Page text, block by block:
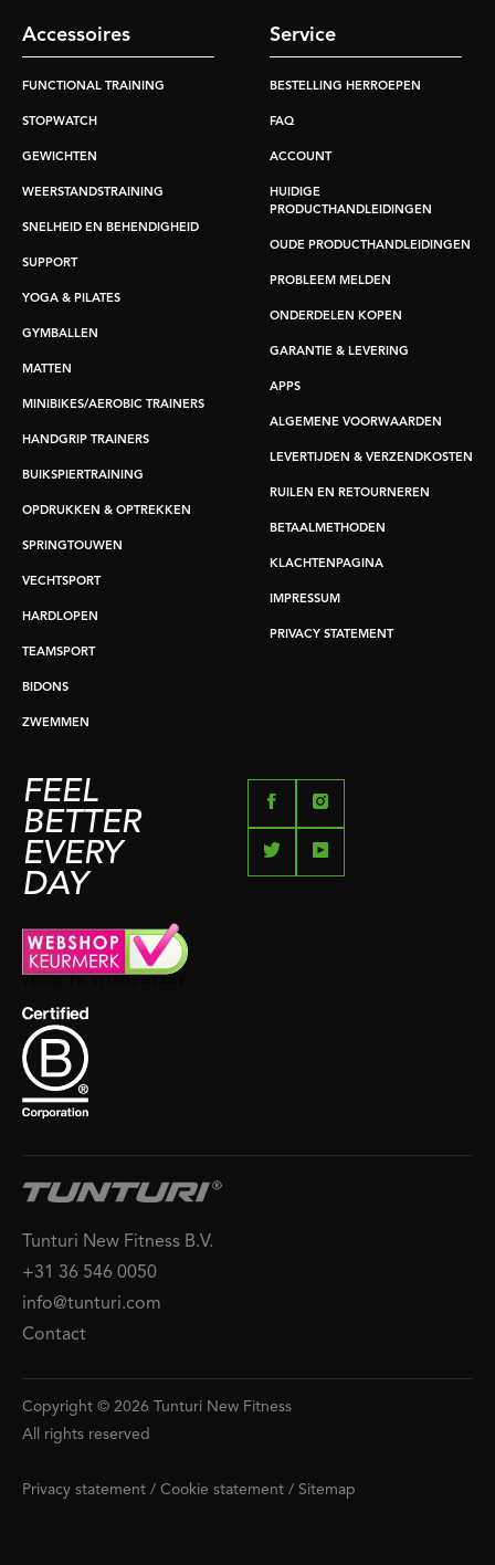
Accessoires
FUNCTIONAL TRAINING
STOPWATCH
GEWICHTEN
WEERSTANDSTRAINING
SNELHEID EN BEHENDIGHEID
SUPPORT
YOGA & PILATES
GYMBALLEN
MATTEN
MINIBIKES/AEROBIC TRAINERS
HANDGRIP TRAINERS
BUIKSPIERTRAINING
OPDRUKKEN & OPTREKKEN
SPRINGTOUWEN
VECHTSPORT
HARDLOPEN
TEAMSPORT
BIDONS
ZWEMMEN
Service
BESTELLING HERROEPEN
FAQ
ACCOUNT
HUIDIGE
PRODUCTHANDLEIDINGEN
OUDE PRODUCTHANDLEIDINGEN
PROBLEEM MELDEN
ONDERDELEN KOPEN
GARANTIE & LEVERING
APPS
ALGEMENE VOORWAARDEN
LEVERTIJDEN & VERZENDKOSTEN
RUILEN EN RETOURNEREN
BETAALMETHODEN
KLACHTENPAGINA
IMPRESSUM
PRIVACY STATEMENT
FEEL
BETTER
EVERY
DAY
Tunturi New Fitness B.V.
+31 36 546 0050
info@tunturi.com
Contact
Copyright © 2026 Tunturi New Fitness
All rights reserved
Privacy statement / Cookie statement / Sitemap